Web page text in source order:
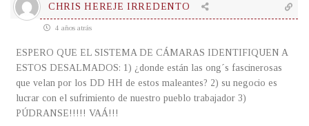
CHRIS HEREJE IRREDENTO
4 años atrás
ESPERO QUE EL SISTEMA DE CÁMARAS IDENTIFIQUEN A
ESTOS DESALMADOS: 1) ¿donde están las ong´s fascinerosas
que velan por los DD HH de estos maleantes? 2) su negocio es
lucrar con el sufrimiento de nuestro pueblo trabajador 3)
PÚDRANSE!!!!! VAÁ!!!